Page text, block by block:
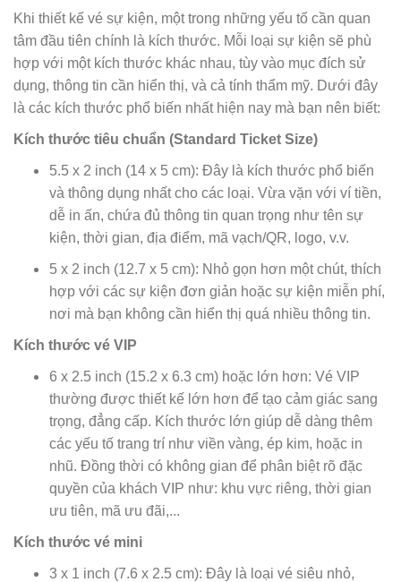
Khi thiết kế vé sự kiện, một trong những yếu tố cần quan
tâm đầu tiên chính là kích thước. Mỗi loại sự kiện sẽ phù
hợp với một kích thước khác nhau, tùy vào mục đích sử
dụng, thông tin cần hiển thị, và cả tính thẩm mỹ. Dưới đây
là các kích thước phổ biến nhất hiện nay mà bạn nên biết:
Kích thước tiêu chuẩn (Standard Ticket Size)
5.5 x 2 inch (14 x 5 cm): Đây là kích thước phổ biến
và thông dụng nhất cho các loại. Vừa vặn với ví tiền,
dễ in ấn, chứa đủ thông tin quan trọng như tên sự
kiện, thời gian, địa điểm, mã vạch/QR, logo, v.v.
5 x 2 inch (12.7 x 5 cm): Nhỏ gọn hơn một chút, thích
hợp với các sự kiện đơn giản hoặc sự kiện miễn phí,
nơi mà bạn không cần hiển thị quá nhiều thông tin.
Kích thước vé VIP
6 x 2.5 inch (15.2 x 6.3 cm) hoặc lớn hơn: Vé VIP
thường được thiết kế lớn hơn để tạo cảm giác sang
trọng, đẳng cấp. Kích thước lớn giúp dễ dàng thêm
các yếu tố trang trí như viền vàng, ép kim, hoặc in
nhũ. Đồng thời có không gian để phân biệt rõ đặc
quyền của khách VIP như: khu vực riêng, thời gian
ưu tiên, mã ưu đãi,...
Kích thước vé mini
3 x 1 inch (7.6 x 2.5 cm): Đây là loại vé siêu nhỏ,